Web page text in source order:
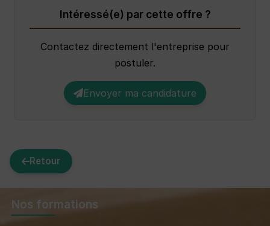
Intéressé(e) par cette offre ?
Contactez directement l'entreprise pour
postuler.
Envoyer ma candidature
Retour
Nos formations